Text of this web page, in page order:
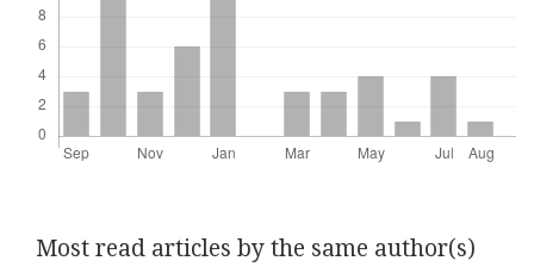
Most read articles by the same author(s)